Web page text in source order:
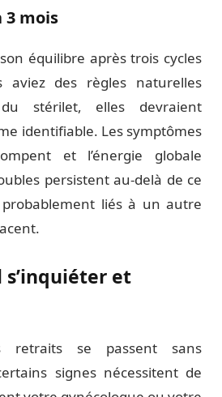
3 mois
équilibre après trois cycles
aviez des règles naturelles
stérilet, elles devraient
identifiable. Les symptômes
et l’énergie globale
persistent au-delà de ce
liés à un autre
et
retraits se passent sans
signes nécessitent de